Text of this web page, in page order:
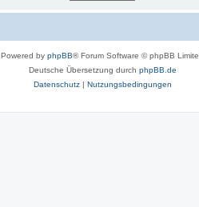
Powered by phpBB® Forum Software © phpBB
Deutsche Übersetzung durch phpBB.de
Datenschutz| Nutzungsbedingungen